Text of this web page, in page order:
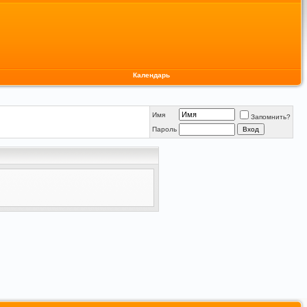
Календарь
Имя
Запомнить?
Пароль